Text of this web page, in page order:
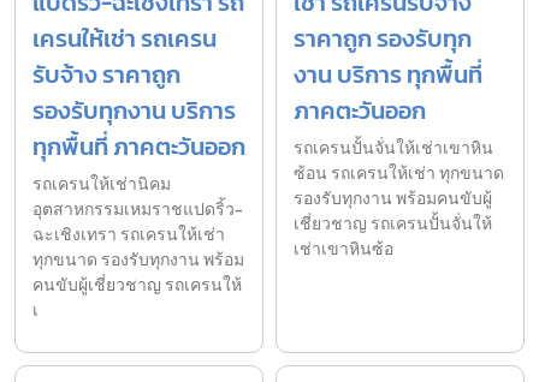
เครนให้เช่า รถเครน
รับจ้าง ราคาถูก
รองรับทุกงาน บริการ
ทุกพื้นที่ ภาคตะวันออก
รถเครนให้เช่านิคม
อุตสาหกรรมเหมราชแปดริ้ว-
ฉะเชิงเทรา รถเครนให้เช่า
ทุกขนาด รองรับทุกงาน พร้อม
คนขับผู้เชี่ยวชาญ รถเครนให้
เ
ราคาถูก รองรับทุก
งาน บริการ ทุกพื้นที่
ภาคตะวันออก
รถเครนปั้นจั่นให้เช่าเขาหิน
ซ้อน รถเครนให้เช่า ทุกขนาด
รองรับทุกงาน พร้อมคนขับผู้
เชี่ยวชาญ รถเครนปั้นจั่นให้
เช่าเขาหินซ้อ